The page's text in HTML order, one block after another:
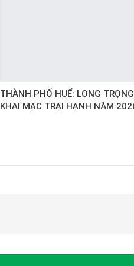
THÀNH PHỐ HUẾ: LONG
KHAI MẠC TRẠI HẠNH NĂM